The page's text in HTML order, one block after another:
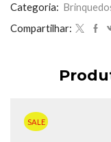
Categoria:
Compartilhar:
SALE